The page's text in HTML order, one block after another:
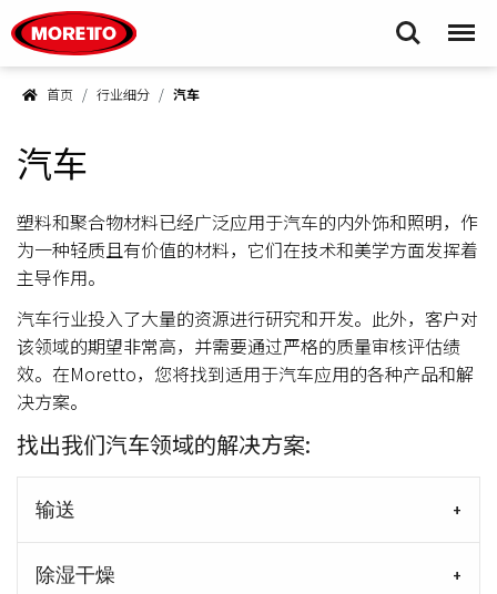
Search Menu
首页 行业细分 汽车
汽车
塑料和聚合物材料已经广泛应用于汽车的内外饰和照明，作
为一种轻质且有价值的材料，它们在技术和美学方面发挥着
主导作用。
汽车行业投入了大量的资源进行研究和开发。此外，客户对
该领域的期望非常高，并需要通过严格的质量审核评估绩
效。在Moretto，您将找到适用于汽车应用的各种产品和解
决方案。
找出我们汽车领域的解决方案:
输送
除湿干燥